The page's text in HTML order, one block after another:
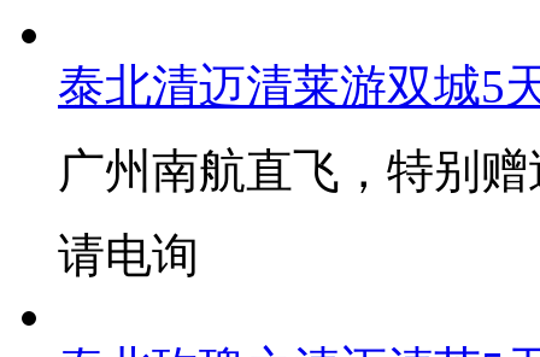
泰北清迈清莱游双城5
广州南航直飞，特别
请电询